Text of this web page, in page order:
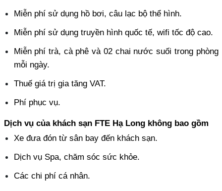
Miễn phí sử dụng hồ bơi, câu lạc bộ thể hình.
Miễn phí sử dụng truyền hình quốc tế, wifi tốc độ cao.
Miễn phí trà, cà phê và 02 chai nước suối trong phòng
mỗi ngày.
Thuế giá trị gia tăng VAT.
Phí phục vụ.
Dịch vụ của khách sạn FTE Hạ Long không bao gồm
Xe đưa đón từ sân bay đến khách sạn.
Dịch vụ Spa, chăm sóc sức khỏe.
Các chi phí cá nhân.